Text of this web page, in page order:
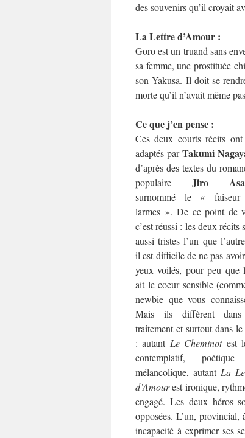
des souvenirs qu’il croyait
La Lettre d’Amour :
Goro est un truand sans
sa femme, une prostituée
son Yakusa. Il doit se
morte qu’il n’avait même
Ce que j’en pense :
Ces deux courts récits ont
adaptés parTakumi
d’après des textes du
populaire Jiro
surnommé le «
larmes ». De ce point de
c’est réussi : les deux récits
aussi tristes l’un que
il est difficile de ne pas
yeux voilés, pour peu que
ait le coeur sensible
newbie que vous
Mais ils diffèrent
traitement et surtout dans
: autant Le Cheminotest
contemplatif,
mélancolique, autantLa
d’Amourest ironique,
engagé. Les deux héros
opposées. L’un,
incapacité à exprimer ses